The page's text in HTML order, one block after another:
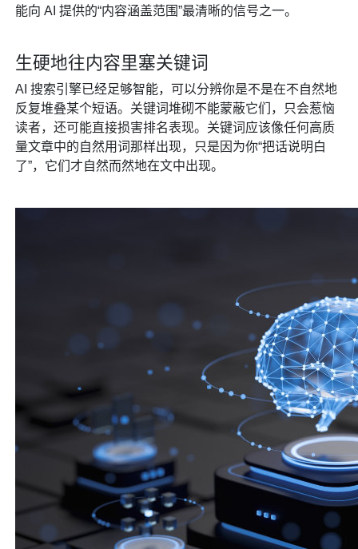
能向 AI 提供的“内容涵盖范围”最清晰的信号之一。
生硬地往内容里塞关键词
AI 搜索引擎已经足够智能，可以分辨你是不是在不自然地
反复堆叠某个短语。关键词堆砌不能蒙蔽它们，只会惹恼
读者，还可能直接损害排名表现。关键词应该像任何高质
量文章中的自然用词那样出现，只是因为你“把话说明白
了”，它们才自然而然地在文中出现。